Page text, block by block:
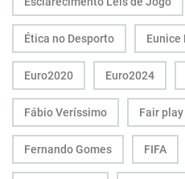
Ética no Desporto Eunice
Euro2020 Euro2024
Fábio Veríssimo Fair play
Fernando Gomes FIFA